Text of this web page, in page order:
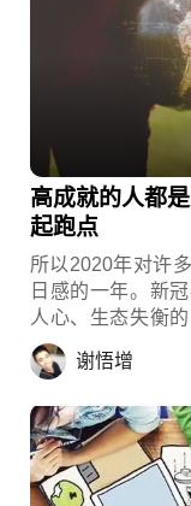
高成就的人都
起跑点
所以2020年对许
日感的一年。新
人心、生态失衡
政治与经济，计画
谢悟增